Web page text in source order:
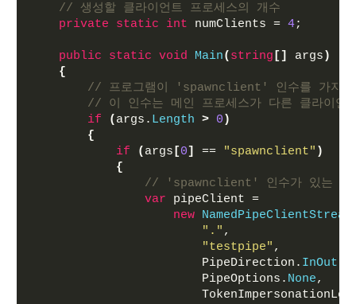
// 생성할 클라이언트 프로세스의 개수
private
static int numClients = 4;
public static void Main( string [] args )
{
// 프로그램이 'spawnclient' 인수를 가지고
// 이 인수는 메인 프로세스가 다른 클라이언
if
( args. Length > 0 )
{
if
( args [0] == "spawnclient" )
{
// 'spawnclient' 인수가 있는 경우,
var pipeClient =
new NamedPipeClientStream
"." ,
"testpipe" ,
                        PipeDirection.
InOut
                        PipeOptions.
None,